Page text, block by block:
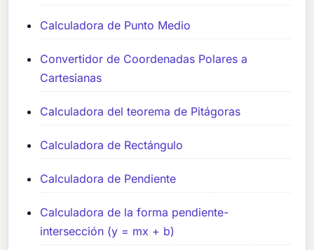
Calculadora de Punto Medio
Convertidor de Coordenadas Polares a
Cartesianas
Calculadora del teorema de Pitágoras
Calculadora de Rectángulo
Calculadora de Pendiente
Calculadora de la forma pendiente-
intersección (y = mx + b)